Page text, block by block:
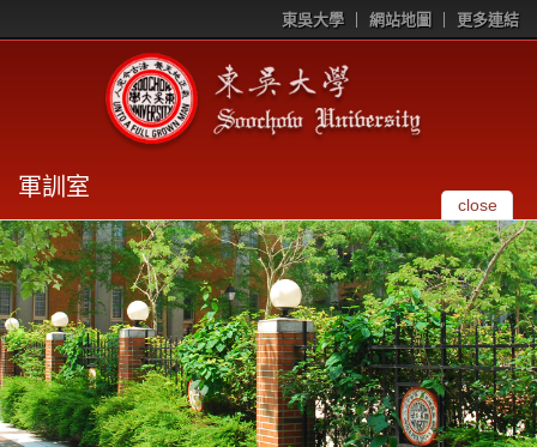
東吳大學 網站地圖 更多連結
軍訓室
close